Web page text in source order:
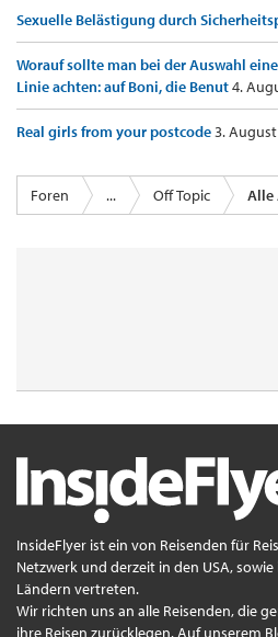
Sexuelle Belästigung durch
Worauf sollte man bei der Auswahl
Linie achten: auf Boni, die Benut4.
Real girls from your postcode3.
Foren ... Off Topic Alle
InsideFlyer ist ein von Reisenden für
Netzwerk und derzeit in den USA,
Ländern vertreten.
Wir richten uns an alle Reisenden, die
ihre Reisen zurücklegen. Auf unserem